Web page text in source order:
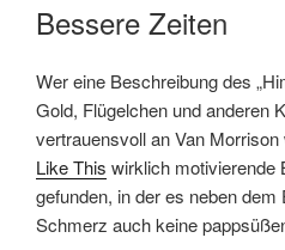
Bessere Zeiten
Wer eine Beschreibung des
Gold, Flügelchen und anderen
vertrauensvoll an Van
Like This wirklich motivierende
gefunden, in der es neben dem
Schmerz auch keine